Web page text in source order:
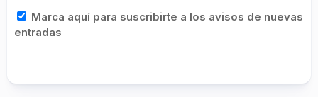
Marca aquí para suscribirte a los avisos de nuevas
entradas